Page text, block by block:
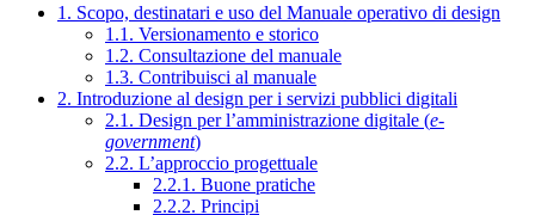
1. Scopo, destinatari e uso del Manuale operativo di design
1.1. Versionamento e storico
1.2. Consultazione del manuale
1.3. Contribuisci al manuale
2. Introduzione al design per i servizi pubblici digitali
2.1. Design per l’amministrazione digitale (e-
government)
2.2. L’approccio progettuale
2.2.1. Buone pratiche
2.2.2. Principi